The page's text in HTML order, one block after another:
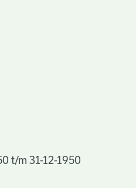
t/m 31-12-1950